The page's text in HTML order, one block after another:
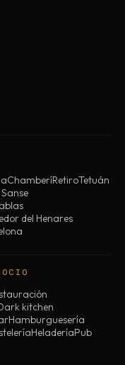
ChamberíRetiroTetuán
del Henares
kitchen
Hamburguesería
HeladeríaPub